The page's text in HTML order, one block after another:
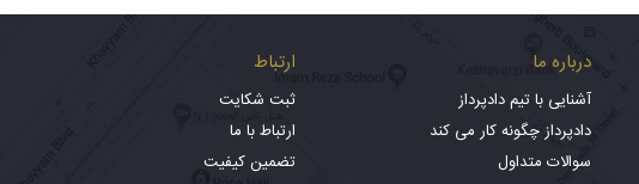
درباره ما
آشنایی با تیم دادپرداز
دادپرداز چگونه کار می کند
سوالات متداول
ارتباط
ثبت شکایت
ارتباط با ما
تضمین کیفیت